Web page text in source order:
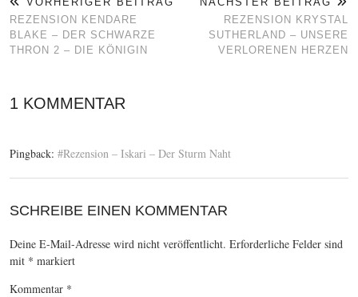
REZENSION KENDARE
BLAKE – DER SCHWARZE
THRON 2 – DIE KÖNIGIN
REZENSION KRYSTAL
SUTHERLAND – UNSERE
VERLORENEN HERZEN
1 KOMMENTAR
Pingback: #Rezension – Iskari – Der Sturm Naht
SCHREIBE EINEN KOMMENTAR
Deine E-Mail-Adresse wird nicht veröffentlicht. Erforderliche Felder sind
mit * markiert
Kommentar *